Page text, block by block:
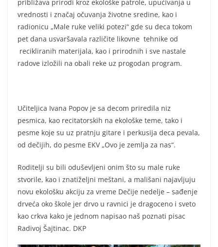
približava prirodi kroz ekološke patrole, upućivanja u
vrednosti i značaj očuvanja životne sredine, kao i
radionicu „Male ruke veliki potezi“ gde su deca tokom
pet dana usvaršavala različite likovne tehnike od
recikliranih materijala, kao i prirodnih i sve nastale
radove izložili na obali reke uz progodan program.
Učiteljica Ivana Popov je sa decom priredila niz
pesmica, kao recitatorskih na ekološke teme, tako i
pesme koje su uz pratnju gitare i perkusija deca pevala,
od dečijih, do pesme EKV „Ovo je zemlja za nas“.
Roditelji su bili oduševljeni onim što su male ruke
stvorile, kao i znatiželjni meštani, a mališani najavljuju
novu ekološku akciju za vreme Dečije nedelje – sađenje
drveća oko škole jer drvo u ravnici je dragoceno i sveto
kao crkva kako je jednom napisao naš poznati pisac
Radivoj Šajtinac. DKP